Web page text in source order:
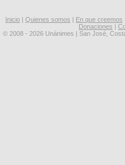
Inicio | Quienes somos | En que creemos
Donaciones |
© 2008 - 2026 Unánimes | San José,